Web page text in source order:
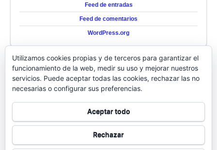
Feed de entradas
Feed de comentarios
WordPress.org
QUIENES SOMOS
QUIENES
SOMOS
Utilizamos cookies propias y de terceros para garantizar el
funcionamiento de la web, medir su uso y mejorar nuestros
servicios. Puede aceptar todas las cookies, rechazar las no
necesarias o configurar sus preferencias.
Aceptar todo
Rechazar